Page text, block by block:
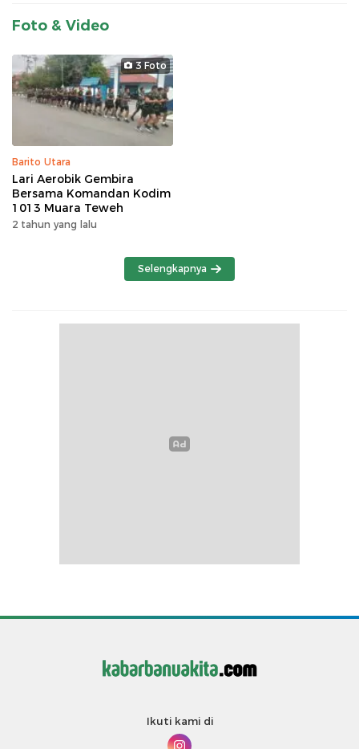
Foto & Video
3 Foto
Barito Utara
Lari Aerobik Gembira
Bersama Komandan Kodim
1013 Muara Teweh
2 tahun yang lalu
Selengkapnya
Ikuti kami di